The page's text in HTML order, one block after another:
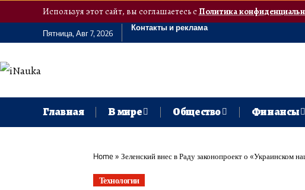
Используя этот сайт, вы соглашаетесь сПолитика
Пятница, Авг 7, 2026
Контакты и реклама
Главная В мире Общество Финансы
Home» Зеленский внес в Раду законопроект о «Украинском
Технологии